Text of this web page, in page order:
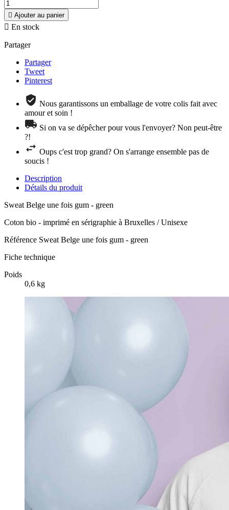
 Ajouter au panier
 En stock
Partager
Partager
Tweet
Pinterest
Nous garantissons un emballage de votre colis fait avec
amour et soin !
Si on va se dépêcher pour vous l'envoyer? Non peut-être
?!
Oups c'est trop grand? On s'arrange ensemble pas de
soucis !
Description
Détails du produit
Sweat Belge une fois gum - green
Coton bio - imprimé en sérigraphie à Bruxelles / Unisexe
Référence Sweat Belge une fois gum - green
Fiche technique
Poids
0,6 kg